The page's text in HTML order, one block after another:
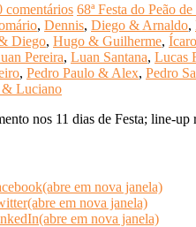
comentários 68ª Festa do Peão
, Dennis, Diego & Arnaldo,
Diego, Hugo & Guilherme,
Pereira, Luan Santana, Lucas
, Pedro Paulo & Alex, Pedro
& Luciano
nos 11 dias de Festa; line-
em nova janela)
em nova janela)
em nova janela)